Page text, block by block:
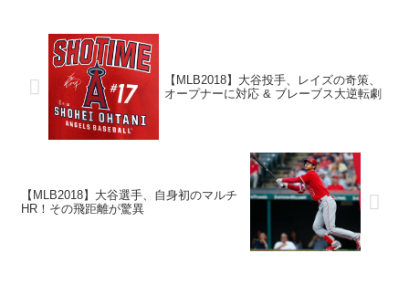
【MLB2018】大谷投手、レイズの奇策、
オープナーに対応 & ブレーブス大逆転劇
【MLB2018】大谷選手、自身初のマルチ
HR！その飛距離が驚異